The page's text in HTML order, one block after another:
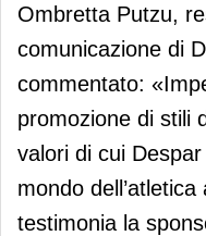
Ombretta Putzu,
comunicazione di
commentato:
promozione di stili
valori di cui
mondo
testimonia la